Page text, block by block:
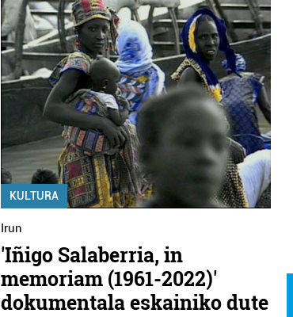
KULTURA
Irun
'Iñigo Salaberria, in
memoriam (1961-2022)'
dokumentala eskainiko dute